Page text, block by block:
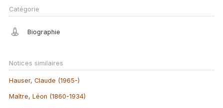
Catégorie
Biographie
Notices similaires
Hauser, Claude (1965-)
Maître, Léon (1860-1934)